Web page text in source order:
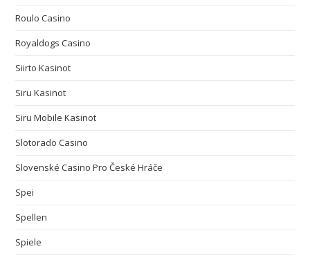
Roulo Casino
Royaldogs Casino
Siirto Kasinot
Siru Kasinot
Siru Mobile Kasinot
Slotorado Casino
Slovenské Casino Pro České Hráče
Spei
Spellen
Spiele